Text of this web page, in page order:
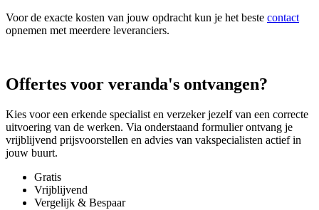
Voor de exacte kosten van jouw opdracht kun je het beste contact
opnemen met meerdere leveranciers.
Offertes voor veranda's ontvangen?
Kies voor een erkende specialist en verzeker jezelf van een correcte
uitvoering van de werken. Via onderstaand formulier ontvang je
vrijblijvend prijsvoorstellen en advies van vakspecialisten actief in
jouw buurt.
Gratis
Vrijblijvend
Vergelijk & Bespaar